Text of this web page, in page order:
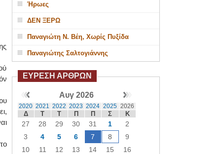
Ήρωες
ΔΕΝ ΞΕΡΩ
Παναγιώτη Ν. Βέη, Χωρίς Πυξίδα
Παναγιώτης Σαλτογιάννης
ΕΥΡΕΣΗ ΑΡΘΡΩΝ
Αυγ 2026
2020 2021 2022 2023 2024 2025 2026
Δ Τ Τ Π Π Σ Κ
27 28 29 30 31 1
2
3
4 5 6 7 8
9
10
11 12 13 14 15
16